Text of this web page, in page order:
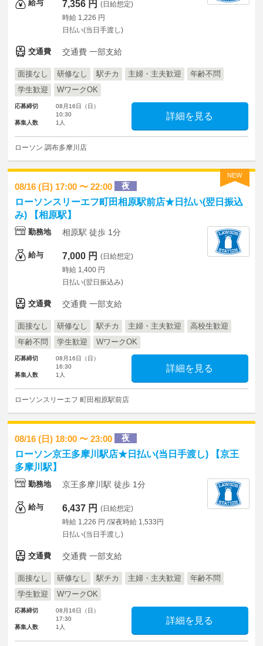
給与 7,356 円 (日給想定)
時給 1,226 円
日払い(当日手渡し)
交通費 交通費 一部支給
面接なし 研修なし 駅チカ 主婦・主夫歓迎
年齢不問
学生歓迎
WワークOK
応募締切
08月16日（日）
10:30
募集人数
1人
詳細を見る
ローソン 調布多摩川店
NEW
08/16 (日) 17:00 〜 22:00 夜
ローソンスリーエフ町田相原駅前店★日払い(翌日振込
み) 【相原駅】
勤務地 相原駅 徒歩 1分
給与 7,000 円 (日給想定)
時給 1,400 円
日払い(翌日振込み)
交通費 交通費 一部支給
面接なし 研修なし 駅チカ 主婦・主夫歓迎
高校生歓迎
年齢不問
学生歓迎 WワークOK
応募締切
08月16日（日）
16:30
募集人数
1人
詳細を見る
ローソンスリーエフ 町田相原駅前店
08/16 (日) 18:00 〜 23:00 夜
ローソン京王多摩川駅店★日払い(当日手渡し) 【京王
多摩川駅】
勤務地 京王多摩川駅 徒歩 1分
給与 6,437 円 (日給想定)
時給 1,226 円 /深夜時給 1,533円
日払い(当日手渡し)
交通費 交通費 一部支給
面接なし 研修なし 駅チカ 主婦・主夫歓迎
年齢不問
学生歓迎
WワークOK
応募締切
08月16日（日）
17:30
募集人数
1人
詳細を見る